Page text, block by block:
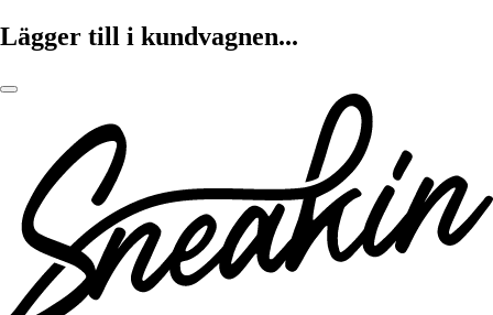
Lägger till i kundvagnen...